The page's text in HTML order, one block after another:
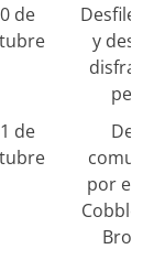
de
Desfile
y
de
por el
Cobble